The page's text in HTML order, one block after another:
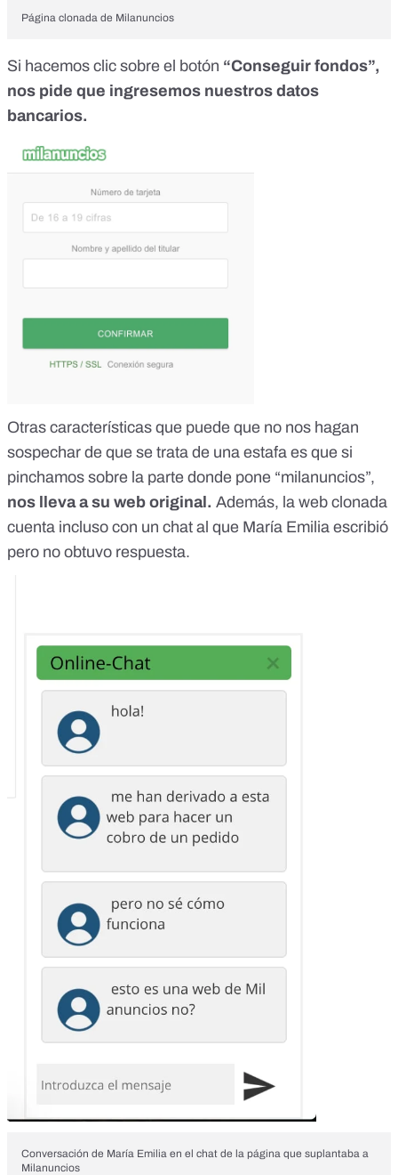
Página clonada de Milanuncios
Si hacemos clic sobre el botón “Conseguir fondos”,
nos pide que ingresemos nuestros datos
bancarios.
Otras características que puede que no nos hagan
sospechar de que se trata de una estafa es que si
pinchamos sobre la parte donde pone “milanuncios”,
nos lleva a su web original. Además, la web clonada
cuenta incluso con un chat al que María Emilia escribió
pero no obtuvo respuesta.
Conversación de María Emilia en el chat de la página que suplantaba a
Milanuncios